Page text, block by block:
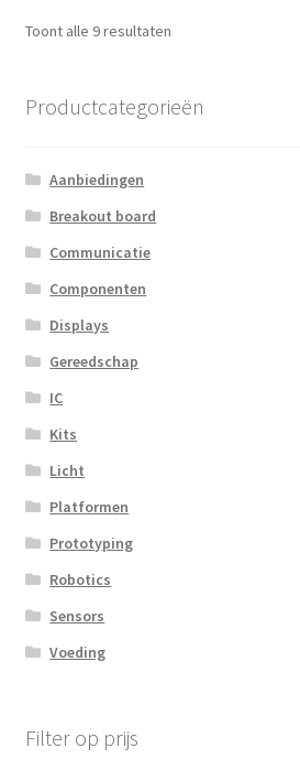
Toont alle 9 resultatenGesorteerd
Productcategorieën
Aanbiedingen
Breakout board
Communicatie
Componenten
Displays
Gereedschap
IC
Kits
Licht
Platformen
Prototyping
Robotics
Sensors
Voeding
Filter op prijs